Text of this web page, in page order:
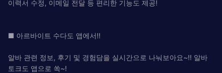
이력서 수정, 이메일 전달 등 편리한 기능도 제공!
■ 아르바이트 수다도 앱에서!!
알바 관련 정보, 후기 및 경험담을 실시간으로 나눠보아요~!! 알바
토크도 앱으로 쏙~!